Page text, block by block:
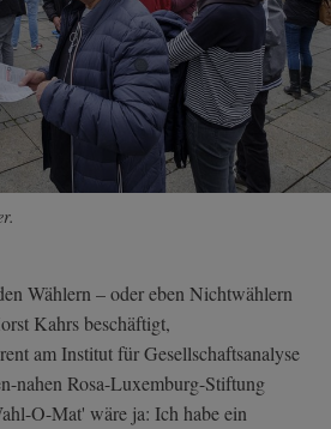
Wählern – oder eben Nichtwählern
Kahrs beschäftigt,
am Institut für Gesellschaftsanalyse
nahen Rosa-Luxemburg-Stiftung
O-Mat' wäre ja: Ich habe ein